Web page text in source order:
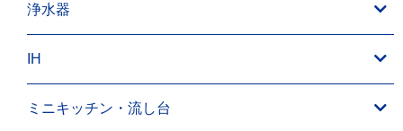
浄水器
IH
ミニキッチン・流し台